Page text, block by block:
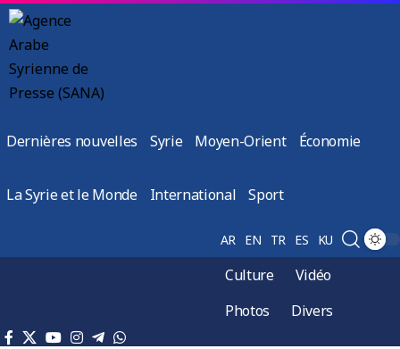
Dernières nouvelles Syrie Moyen-Orient Économie
La Syrie et le Monde International Sport
AR EN TR ES KU
Culture
Vidéo
Photos
Divers